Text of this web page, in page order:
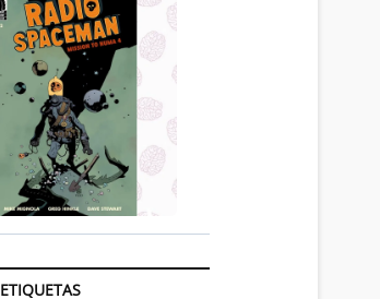
ETIQUETAS